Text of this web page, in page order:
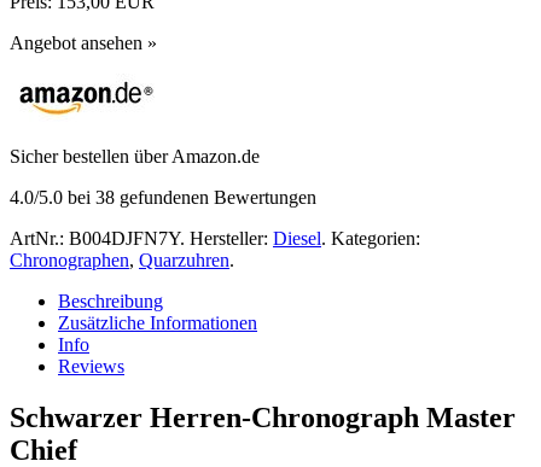
Angebot ansehen »
Sicher bestellen über Amazon.de
4.0/5.0 bei 38 gefundenen Bewertungen
ArtNr.: B004DJFN7Y. Hersteller: Diesel. Kategorien:
Chronographen, Quarzuhren.
Beschreibung
Zusätzliche Informationen
Info
Reviews
Schwarzer Herren-Chronograph Master
Chief